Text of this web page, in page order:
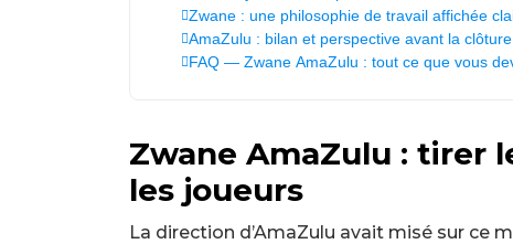
Zwane : une philosophie de travail affichée
AmaZulu : bilan et perspective avant la clôture
FAQ — Zwane AmaZulu : tout ce que vous
Zwane AmaZulu : tirer
les joueurs
La direction d’AmaZulu avait misé sur ce